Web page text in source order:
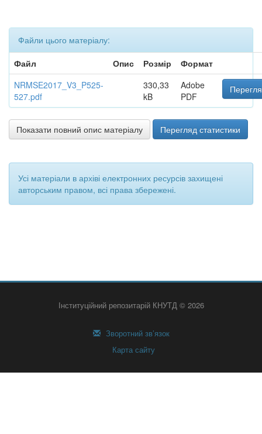
Файли цього матеріалу:
Файл
Опис Розмір
Формат
NRMSE2017_V3_P525-
527.pdf
330,33
kB
Adobe
PDF
Показати повний опис матеріалу Перегляд статистики
Усі матеріали в архіві електронних ресурсів захищені
авторським правом, всі права збережені.
Інституційний репозитарій КНУТД © 2026
Зворотний зв’язок
Карта сайту